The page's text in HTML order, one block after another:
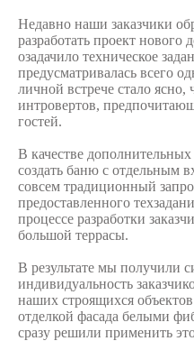
Недавно наши заказчики
разработать проект нового
озадачило техническое
предусматривалась всего
личной встрече стало ясно,
интровертов,
гостей.
В качестве
создать баню с отдельным
совсем традиционный
предоставленного
процессе разработки
большой террасы.
В результате мы получили
индивидуальность
наших строящихся
отделкой фасада белыми
сразу решили применить